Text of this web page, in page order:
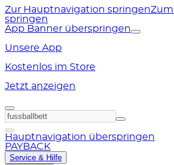
Zur Hauptnavigation springen
springen
App Banner überspringen
Unsere App
Kostenlos im Store
Jetzt anzeigen
Hauptnavigation überspringen
PAYBACK
Service & Hilfe